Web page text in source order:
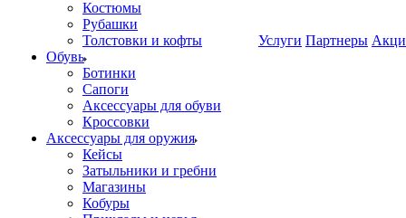
Костюмы
Рубашки
Толстовки и кофты
Обувь
Ботинки
Сапоги
Аксессуары для обуви
Кроссовки
Аксессуары для оружия
Кейсы
Затыльники и гребни
Магазины
Кобуры
Услуги Партнеры